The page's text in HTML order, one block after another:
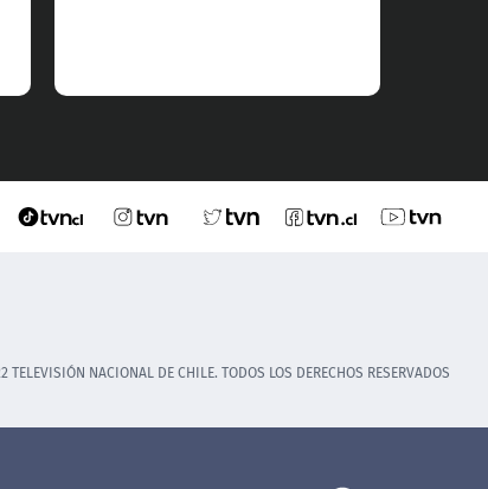
TELEVISIÓN NACIONAL DE CHILE. TODOS LOS DERECHOS RESERVADOS